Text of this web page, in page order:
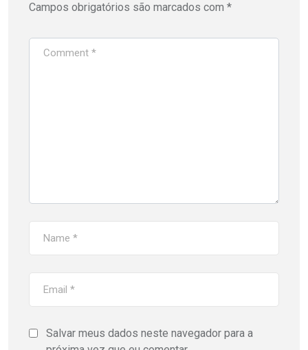
Campos obrigatórios são marcados com *
Salvar meus dados neste navegador para a